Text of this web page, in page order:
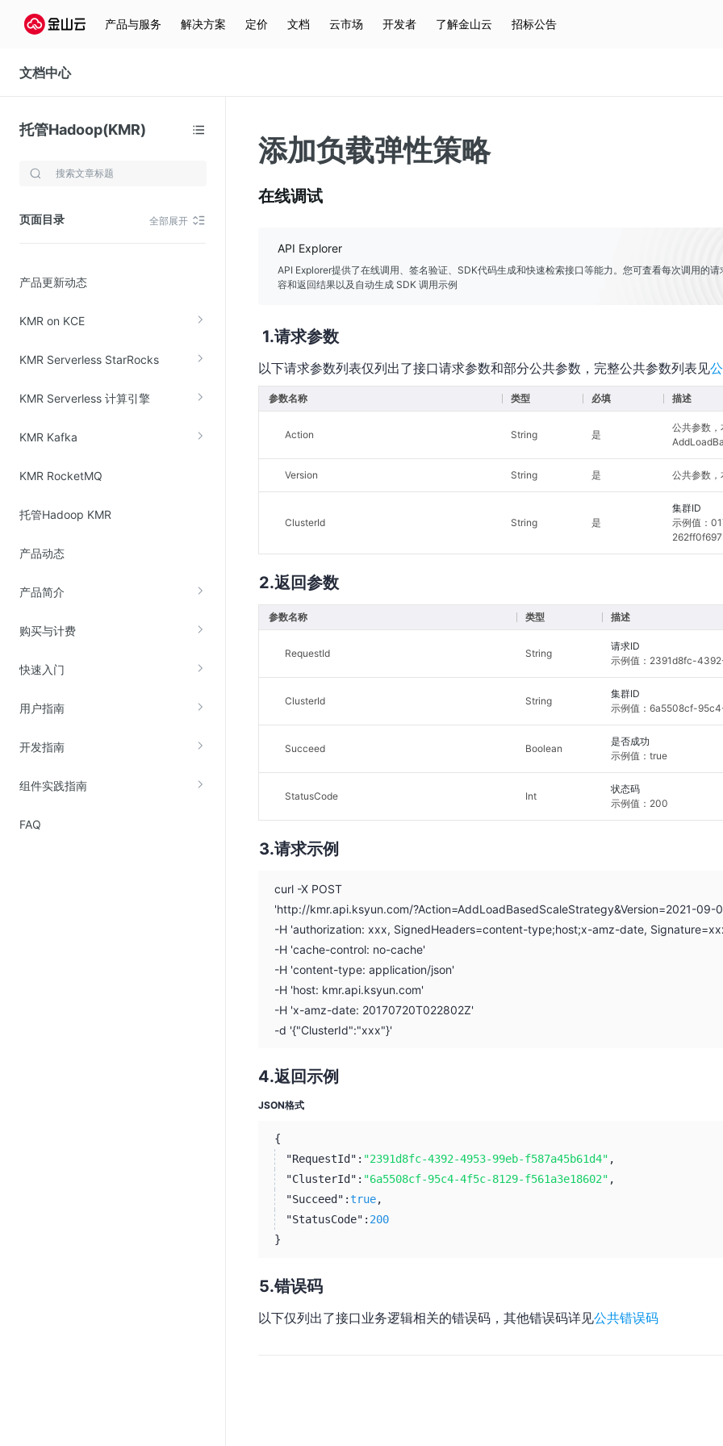
产品与服务 解决方案 定价 文档 云市场 开发者 了解金山云 招标公告
文档中心
托管Hadoop(KMR)
页面目录 全部展开
产品更新动态
KMR on KCE
KMR Serverless StarRocks
KMR Serverless 计算引擎
KMR Kafka
KMR RocketMQ
托管Hadoop KMR
产品动态
产品简介
购买与计费
快速入门
用户指南
开发指南
组件实践指南
FAQ
存储与云分发
云硬盘(EBS)
在线迁移服务
视频云服务
云直播(KLS)
边缘节点计算
金山云云防火墙
云堡垒机
主机安全
SSL证书管理
添加负载弹性策略
在线调试
API Explorer
API Explorer提供了在线调用、签名验证、SDK代码生成和快速检索接口等能力。您可査看每次调用的请
容和返回结果以及自动生成 SDK 调用示例
请求参数
以下请求参数列表仅列出了接口请求参数和部分公共参数，完整公共参数列表见
参数名称 类型 必填 描述
Action String 是
公共参数，
Version String 是 公共参数
ClusterId String 是
集群ID
示例值：
返回参数
参数名称 类型 描述
RequestId String
请求ID
示例值：2391d8fc-
ClusterId String
集群ID
示例值：6a5508cf-
Succeed Boolean
是否成功
示例值：true
StatusCode Int
状态码
示例值：200
请求示例
curl -X POST
'http://kmr.api.ksyun.com/?Action=AddLoadBasedScaleStrategy&Version=2021-09-
-H 'authorization: xxx, SignedHeaders=content-type;host;x-amz-date,
-H 'cache-control: no-cache'
-H 'content-type: application/json'
-H 'host: kmr.api.ksyun.com'
-H 'x-amz-date: 20170720T022802Z'
-d '{"ClusterId":"xxx"}'
返回示例
JSON格式
{
"RequestId": "2391d8fc-4392-4953-99eb-f587a45b61d4" ,
"ClusterId": "6a5508cf-95c4-4f5c-8129-f561a3e18602" ,
"Succeed":true,
"StatusCode": 200
}
错误码
以下仅列出了接口业务逻辑相关的错误码，其他错误码详见公共错误码